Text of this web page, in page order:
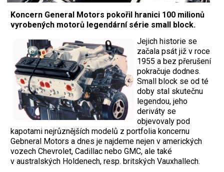
Koncern General Motors pokořil hranici 100 milionů
vyrobených motorů legendární série small block.
Jejich historie se
začala psát již v roce
1955 a bez přerušení
pokračuje dodnes.
Small block se od té
doby stal skutečnu
legendou, jeho
deriváty se
objevovaly pod
kapotami nejrůznějších modelů z portfolia koncernu
Gebneral Motors a dnes je najdeme nejen v amerických
vozech Chevrolet, Cadillac nebo GMC, ale také
v australských Holdenech, resp. britských Vauxhallech.